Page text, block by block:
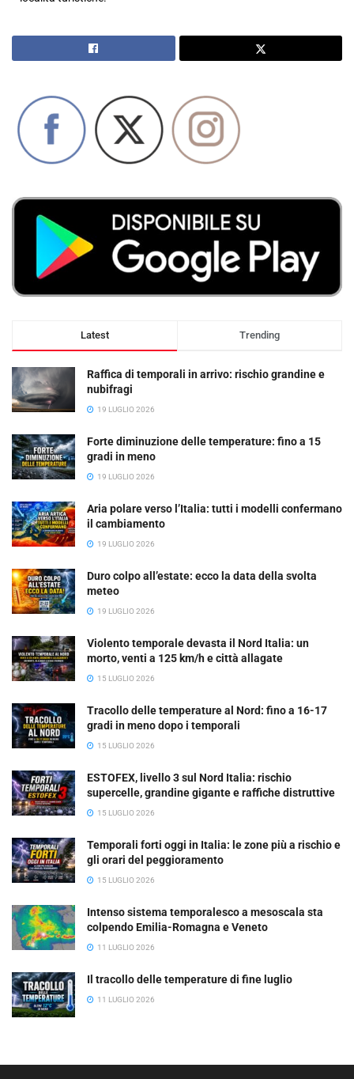
Latest Trending
Raffica di temporali in arrivo: rischio grandine e
nubifragi
19 LUGLIO 2026
Forte diminuzione delle temperature: fino a 15
gradi in meno
19 LUGLIO 2026
Aria polare verso l’Italia: tutti i modelli confermano
il cambiamento
19 LUGLIO 2026
Duro colpo all’estate: ecco la data della svolta
meteo
19 LUGLIO 2026
Violento temporale devasta il Nord Italia: un
morto, venti a 125 km/h e città allagate
15 LUGLIO 2026
Tracollo delle temperature al Nord: fino a 16-17
gradi in meno dopo i temporali
15 LUGLIO 2026
ESTOFEX, livello 3 sul Nord Italia: rischio
supercelle, grandine gigante e raffiche distruttive
15 LUGLIO 2026
Temporali forti oggi in Italia: le zone più a rischio e
gli orari del peggioramento
15 LUGLIO 2026
Intenso sistema temporalesco a mesoscala sta
colpendo Emilia-Romagna e Veneto
11 LUGLIO 2026
Il tracollo delle temperature di fine luglio
11 LUGLIO 2026